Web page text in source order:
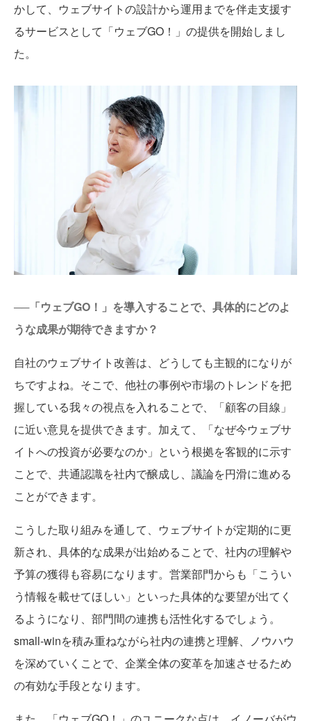
かして、ウェブサイトの設計から運用までを伴走支援す
るサービスとして「ウェブGO！」の提供を開始しまし
た。
──「ウェブGO！」を導入することで、具体的にどのよ
うな成果が期待できますか？
自社のウェブサイト改善は、どうしても主観的になりが
ちですよね。そこで、他社の事例や市場のトレンドを把
握している我々の視点を入れることで、「顧客の目線」
に近い意見を提供できます。加えて、「なぜ今ウェブサ
イトへの投資が必要なのか」という根拠を客観的に示す
ことで、共通認識を社内で醸成し、議論を円滑に進める
ことができます。
こうした取り組みを通して、ウェブサイトが定期的に更
新され、具体的な成果が出始めることで、社内の理解や
予算の獲得も容易になります。営業部門からも「こうい
う情報を載せてほしい」といった具体的な要望が出てく
るようになり、部門間の連携も活性化するでしょう。
small-winを積み重ねながら社内の連携と理解、ノウハウ
を深めていくことで、企業全体の変革を加速させるため
の有効な手段となります。